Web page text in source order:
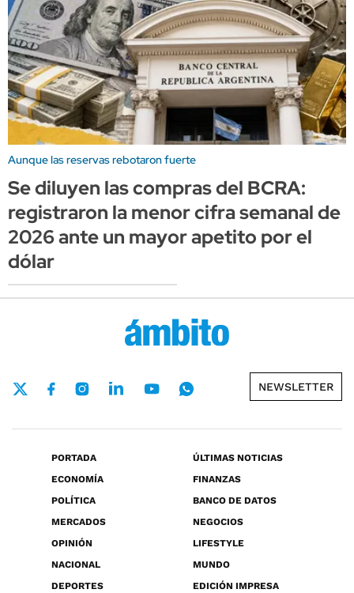
Aunque las reservas rebotaron fuerte
Se diluyen las compras del BCRA:
registraron la menor cifra semanal de
2026 ante un mayor apetito por el
dólar
NEWSLETTER
PORTADA
ÚLTIMAS NOTICIAS
ECONOMÍA
FINANZAS
POLÍTICA
BANCO DE DATOS
MERCADOS
NEGOCIOS
OPINIÓN
LIFESTYLE
NACIONAL
MUNDO
DEPORTES
EDICIÓN IMPRESA